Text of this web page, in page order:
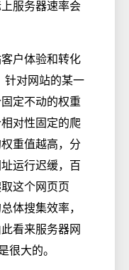
服务器速率会
户体验和转化
针对网站的某一
定不动的权重
对性固定的爬
重值越高，分
运行迟缓，百
这个网页页
体搜集效率，
看来服务器网
很大的。